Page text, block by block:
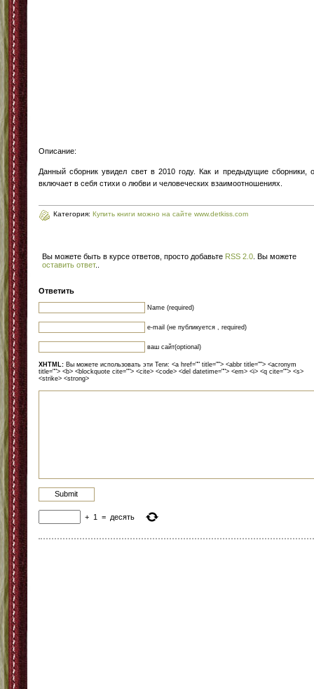
Описание:
Данный сборник увидел свет в 2010 году. Как и предыдущие сборники,
включает в себя стихи о любви и человеческих взаимоотношениях.
Категория: Купить книги можно на сайте www.detkiss.com
Вы можете быть в курсе ответов, просто добавьте RSS 2.0 . Вы можете
оставить ответ.
Ответить
Name (required)
e-mail (не публикуется , required)
ваш сайт(optional)
XHTML: Вы можете использовать эти Теги: <a href="" title=""> <abbr title=""> <acronym
title=""> <b> <blockquote cite=""> <cite> <code> <del datetime=""> <em> <i> <q cite=""> <s>
<strike> <strong>
+ 1 = десять